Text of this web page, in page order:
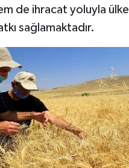
de ihracat yoluyla ülke
sağlamaktadır.